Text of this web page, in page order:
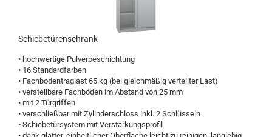
Schiebetürenschrank
• hochwertige Pulverbeschichtung
• 16 Standardfarben
• Fachbodentraglast 65 kg (bei gleichmäßig verteilter Last)
• verstellbare Fachböden im Abstand von 25 mm
• mit 2 Türgriffen
• verschließbar mit Zylinderschloss inkl. 2 Schlüsseln
• Schiebetürsystem mit Verstärkungsprofil